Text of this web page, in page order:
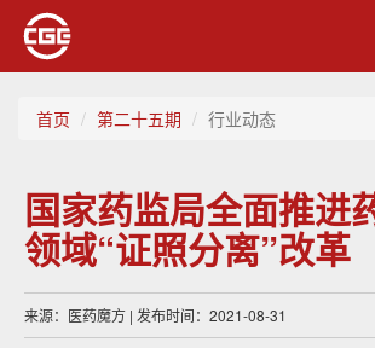
首页 第二十五期 行业动态
国家药监局全面推进
领域“证照分离”改革
来源：医药魔方 | 发布时间：2021-08-31